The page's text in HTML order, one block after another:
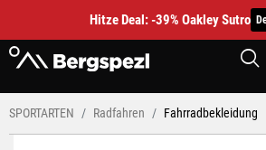
Hitze Deal: -39% Oakley Sutro
SPORTARTEN Radfahren Fahrradbekleidung